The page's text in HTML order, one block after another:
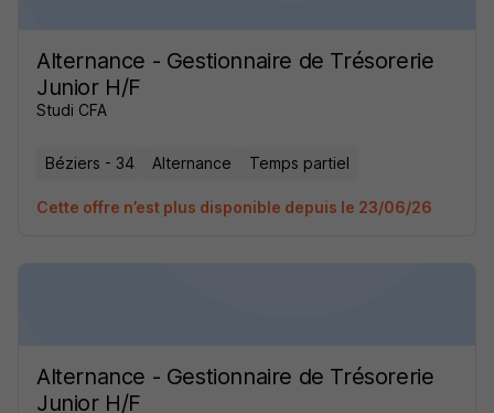
Alternance - Gestionnaire de Trésorerie
Junior H/F
Studi CFA
Béziers - 34 Alternance Temps partiel
Cette offre n’est plus disponible depuis le 23/06/26
Alternance - Gestionnaire de Trésorerie
Junior H/F